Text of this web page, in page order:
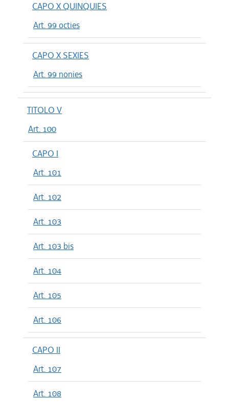
CAPO X QUINQUIES
Art. 99 octies
CAPO X SEXIES
Art. 99 nonies
TITOLO V
Art. 100
CAPO I
Art. 101
Art. 102
Art. 103
Art. 103 bis
Art. 104
Art. 105
Art. 106
CAPO II
Art. 107
Art. 108